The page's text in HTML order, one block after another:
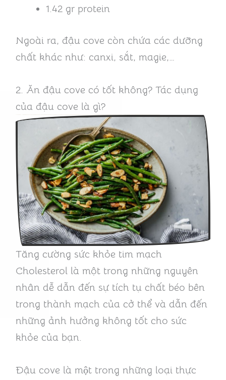
1.42 gr protein
Ngoài ra, đậu cove còn chứa các dưỡng
chất khác như: canxi, sắt, magie,…
2. Ăn đậu cove có tốt không? Tác dụng
của đậu cove là gì?
Tăng cường sức khỏe tim mạch
Cholesterol là một trong những nguyên
nhân dễ dẫn đến sự tích tụ chất béo bên
trong thành mạch của cở thể và dẫn đến
những ảnh hưởng không tốt cho sức
khỏe của bạn.
Đậu cove là một trong những loại thực